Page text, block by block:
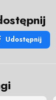
Udostępnij